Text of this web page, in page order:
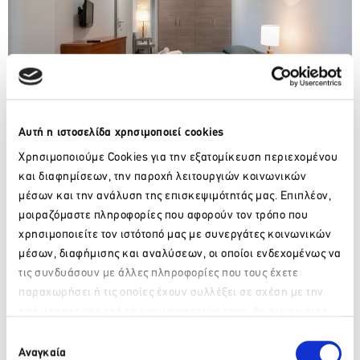
Αυτή η ιστοσελίδα χρησιμοποιεί cookies
Χρησιμοποιούμε Cookies για την εξατομίκευση περιεχομένου
και διαφημίσεων, την παροχή λειτουργιών κοινωνικών
μέσων και την ανάλυση της επισκεψιμότητάς μας. Επιπλέον,
μοιραζόμαστε πληροφορίες που αφορούν τον τρόπο που
χρησιμοποιείτε τον ιστότοπό μας με συνεργάτες κοινωνικών
μέσων, διαφήμισης και αναλύσεων, οι οποίοι ενδεχομένως να
τις συνδυάσουν με άλλες πληροφορίες που τους έχετε
παραχωρήσει ή τις οποίες έχουν συλλέξει σε σχέση με την
των Cookies μας.
συγκατάθεσης
Αναγκαία
Αίθουσα αναψυχής με τηλεόραση 55”, αυτόματος πωλητής
ειδών πρώτης ανάγκης καθώς επίσης πλυντήρια και
γυμναστήριο, είναι στην διάθεση των εργαζομένων που
διαμένουν στο “ NeptuneCampus ”.